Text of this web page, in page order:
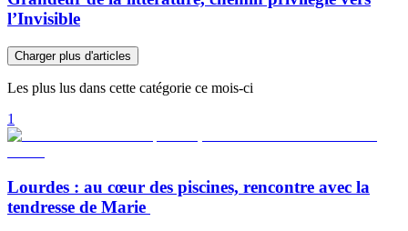
l’Invisible
Charger plus d'articles
Les plus lus dans cette catégorie ce mois-ci
1
Lourdes : au cœur des piscines, rencontre avec la
tendresse de Marie